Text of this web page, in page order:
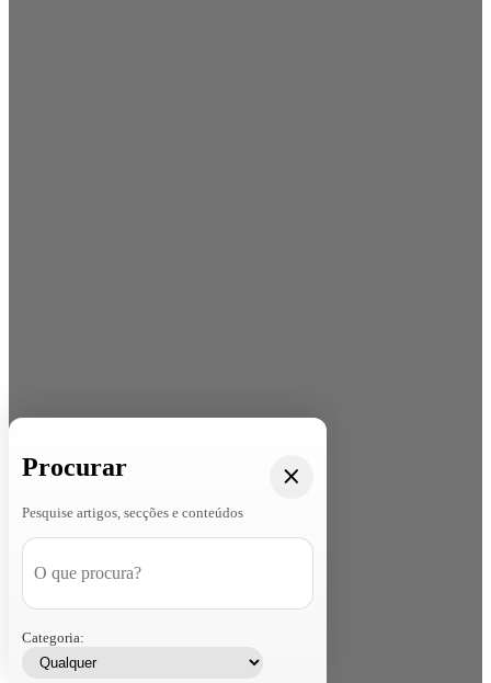
Procurar
Pesquise artigos, secções e conteúdos
Categoria: